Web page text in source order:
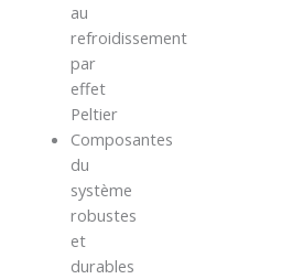
au
refroidissement
par
effet
Peltier
Composantes
du
système
robustes
et
durables